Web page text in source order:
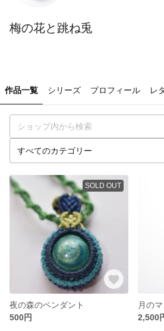
梅の花と跳ね兎
作品一覧 シリーズ プロフィール レ
SOLD OUT
夜の森のペンダント
500円
月の
2,500